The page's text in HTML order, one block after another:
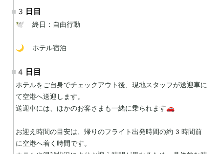
3日目
🕊 終日：自由行動
🌙 ホテル宿泊
4日目
ホテルをご自身でチェックアウト後、現地スタッフが送迎車に
て空港へ送迎します。
送迎車には、ほかのお客さまも一緒に乗られます🚗
お迎え時間の目安は、帰りのフライト出発時間の約3時間前
に空港へ着く時間です。